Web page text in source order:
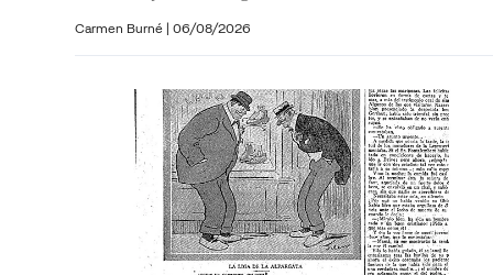
Carmen Burné | 06/08/2026